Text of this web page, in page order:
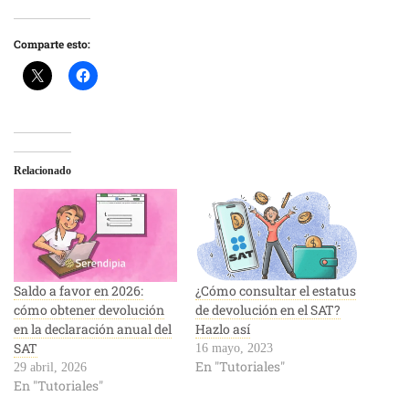
Comparte esto:
Relacionado
Saldo a favor en 2026:
cómo obtener devolución
en la declaración anual del
SAT
29 abril, 2026
En "Tutoriales"
¿Cómo consultar el estatus
de devolución en el SAT?
Hazlo así
16 mayo, 2023
En "Tutoriales"